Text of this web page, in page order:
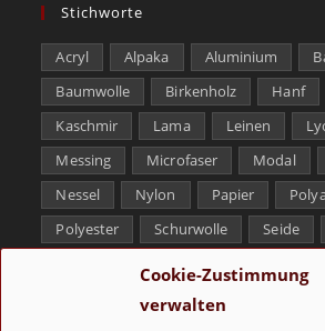
Cookie-Zustimmung
verwalten
Stichworte
Acryl Alpaka Aluminium
Baumwolle
Birkenholz Hanf
Kaschmir
Lama Leinen
Messing
Microfaser Modal
Nessel
Nylon Papier
Polyester
Schurwolle Seide